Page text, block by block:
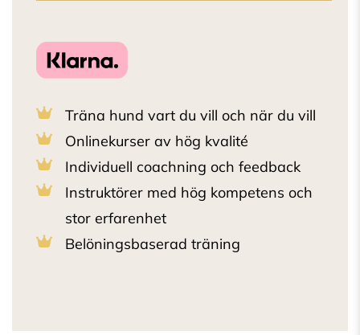
Träna hund vart du vill och när du vill
Onlinekurser av hög kvalité
Individuell coachning och feedback
Instruktörer med hög kompetens och
stor erfarenhet
Belöningsbaserad träning